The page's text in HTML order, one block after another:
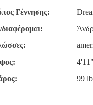
Γέννησης:
4'11"
99 lb